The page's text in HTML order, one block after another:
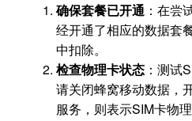
确保套餐已开通：在尝
经开通了相应的数据套
中扣除。
检查物理卡状态：测试
请关闭蜂窝移动数据，
服务，则表示SIM卡物